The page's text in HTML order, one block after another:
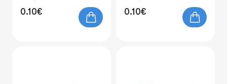
0.10€ 0.10€